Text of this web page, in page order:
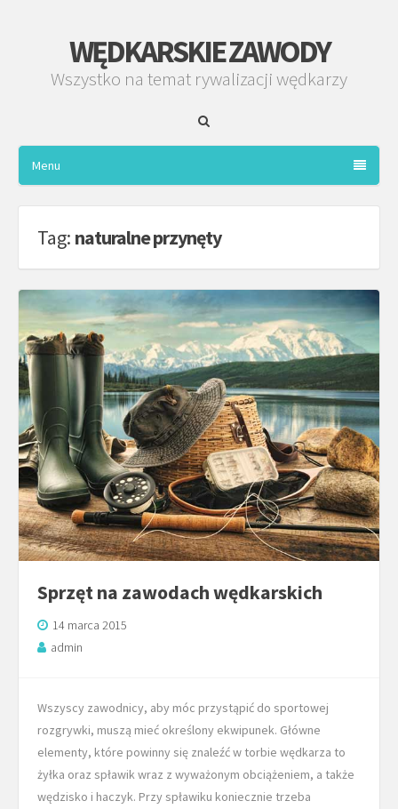
WĘDKARSKIE ZAWODY
Wszystko na temat rywalizacji wędkarzy
Menu
Tag: naturalne przynęty
Sprzęt na zawodach wędkarskich
14 marca 2015
admin
Wszyscy zawodnicy, aby móc przystąpić do sportowej
rozgrywki, muszą mieć określony ekwipunek. Główne
elementy, które powinny się znaleźć w torbie wędkarza to
żyłka oraz spławik wraz z wyważonym obciążeniem, a także
wędzisko i haczyk. Przy spławiku koniecznie trzeba